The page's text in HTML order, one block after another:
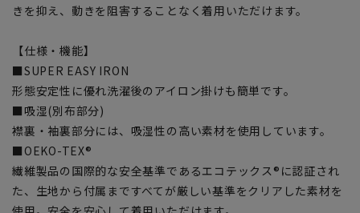
きを抑え、動きを阻害することなく着用いただけます。
【仕様・機能】
■SUPER EASY IRON
形態安定性に優れ洗濯後のアイロン掛けも簡単です。
■吸湿(別布部分)
襟裏・袖裏部分には、吸湿性の高い素材を使用しています。
■OEKO-TEX®
繊維製品の国際的な安全基準であるエコテックス®に認証され
た、生地から付属まですべてが厳しい基準をクリアした素材を